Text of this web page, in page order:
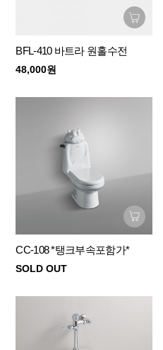
BFL-410 바트라 원홀수전
48,000원
CC-108 *탱크부속포함가*
SOLD OUT